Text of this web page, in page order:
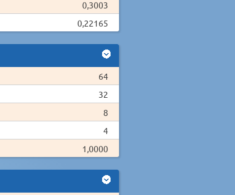
0,3003
0,22165
64
32
8
4
1,0000